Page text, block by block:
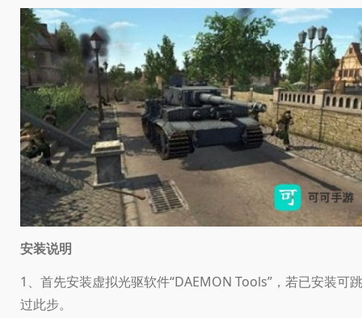
安装说明
1、首先安装虚拟光驱软件“DAEMON Tools”，若已安装可跳
过此步。